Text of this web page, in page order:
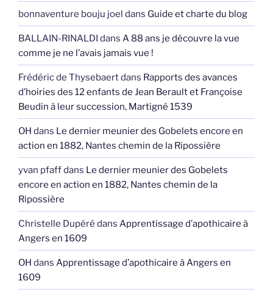
bonnaventure bouju joel dans Guide et charte du blog
BALLAIN-RINALDI dans A 88 ans je découvre la vue
comme je ne l’avais jamais vue !
Frédéric de Thysebaertdans Rapports des avances
d’hoiries des 12 enfants de Jean Berault et Françoise
Beudin à leur succession, Martigné 1539
OH dans Le dernier meunier des Gobelets encore en
action en 1882, Nantes chemin de la Ripossière
yvan pfaffdans Le dernier meunier des Gobelets
encore en action en 1882, Nantes chemin de la
Ripossière
Christelle Dupéré dans Apprentissage d’apothicaire à
Angers en 1609
OH dans Apprentissage d’apothicaire à Angers en
1609